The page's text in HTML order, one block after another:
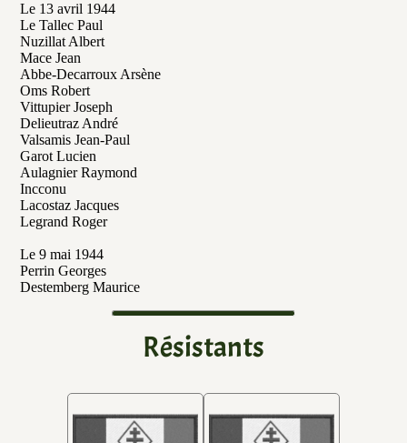
Le 13 avril 1944
Le Tallec Paul
Nuzillat Albert
Mace Jean
Abbe-Decarroux Arsène
Oms Robert
Vittupier Joseph
Delieutraz André
Valsamis Jean-Paul
Garot Lucien
Aulagnier Raymond
Incconu
Lacostaz Jacques
Legrand Roger
Le 9 mai 1944
Perrin Georges
Destemberg Maurice
Résistants